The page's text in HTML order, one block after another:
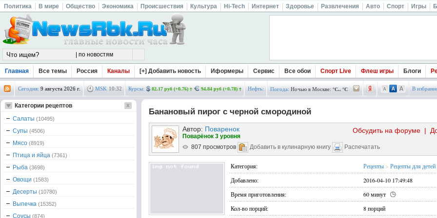
Политика В мире Общество Экономика Происшествия Культура Hi-Tech Интернет Здоровье Развлечения Авто Спорт Игры
Главная Все темы Россия Каналы [+] Добавить новость Иформеры Сервис Все обои Спорт Live Флеш игры Блоги
Сегодня: 9 августа 2026 г. MSK 10:32 Курсы: 82.17 руб (+0.76) 94.84 руб (+0.78) Нефть: Погода: Ночью в Москве: °C.. °C В
Банановый пирог с черной смородиной
Автор: Поваренок |
Обсудить на форуме
Поварёнок 3 уровня
807 просмотров
Добавить в кулинарную книгу Распечатать
Категория: Рецепты > Рецепты для детей
Добавлено:
2016-04-10 17:49:48
Время приготовления:
60 минут
Кол-во порций:
8 порций
Категории рецептов
Салаты (10495)
Супы (4506)
Мясо (8919)
Птица и яйца (7361)
Рыба (3698)
Овощи (1583)
Десерты (10780)
Выпечка (15352)
Соусы (874)